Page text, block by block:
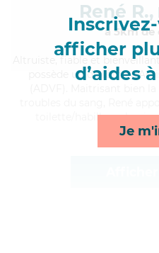
afficher
d’aides
Je
René R.,
à 5km de
, fiable et
possède un diplôme
toilette/habillage,